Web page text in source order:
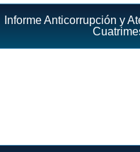
Informe Anticorrupción y